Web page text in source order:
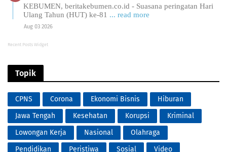
KEBUMEN, beritakebumen.co.id - Suasana peringatan Hari
Ulang Tahun (HUT) ke-81 ... read more
Aug 03 2026
Recent Posts Widget
Topik
CPNS Corona Ekonomi Bisnis
Hiburan
Jawa Tengah
Kesehatan Korupsi
Kriminal
Lowongan Kerja
Nasional
Olahraga
Pendidikan
Peristiwa Sosial Video